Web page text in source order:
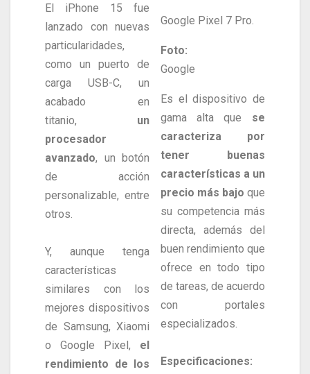
El iPhone 15 fue
lanzado con nuevas
particularidades,
como un puerto de
carga USB-C, un
acabado en
titanio, un
procesador
avanzado, un botón
de acción
personalizable, entre
otros.
Y, aunque tenga
características
similares con los
mejores dispositivos
de Samsung, Xiaomi
o Google Pixel, el
rendimiento de los
Google Pixel 7 Pro.
Foto:
Google
Es el dispositivo de
gama alta que se
caracteriza por
tener buenas
características a un
precio más bajo que
su competencia más
directa, además del
buen rendimiento que
ofrece en todo tipo
de tareas, de acuerdo
con portales
especializados.
Especificaciones: